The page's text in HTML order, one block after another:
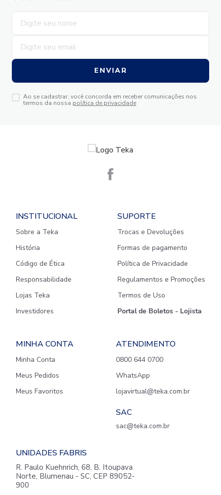
ENVIAR
Ao se cadastrar, você concorda em receber comunicações nos
termos da nossa política de privacidade
INSTITUCIONAL
Sobre a Teka
História
Código de Ética
Responsabilidade
Lojas Teka
Investidores
SUPORTE
Trocas e Devoluções
Formas de pagamento
Política de Privacidade
Regulamentos e Promoções
Termos de Uso
Portal de Boletos - Lojista
MINHA CONTA
Minha Conta
Meus Pedidos
Meus Favoritos
ATENDIMENTO
0800 644 0700
WhatsApp
lojavirtual@teka.com.br
SAC
sac@teka.com.br
UNIDADES FABRIS
R. Paulo Kuehnrich, 68, B. Itoupava
Norte, Blumenau - SC, CEP 89052-
900